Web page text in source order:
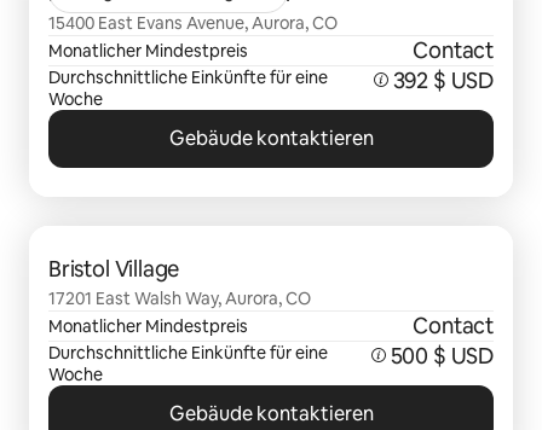
15400 East Evans Avenue, Aurora, CO
Monatlicher Mindestpreis
Contact
Durchschnittliche Einkünfte für eine
Woche
392 $ USD
Gebäude kontaktieren
Bristol Village
17201 East Walsh Way, Aurora, CO
Monatlicher Mindestpreis
Contact
Durchschnittliche Einkünfte für eine
Woche
500 $ USD
Gebäude kontaktieren